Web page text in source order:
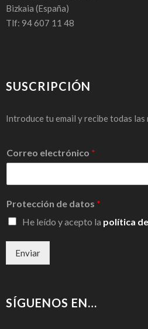
Bizkaia (España)
Tlf: 94 607 11 48
SUSCRIPCIÓN
Introduce tu email y recibe todas las
Correo electrónico *
Protección de datos *
He leído y acepto la política
Enviar
SÍGUENOS EN…